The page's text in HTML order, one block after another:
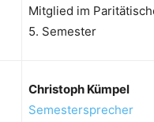
Mitglied im
5. Semester
Christoph Kümpel
Semestersprecher